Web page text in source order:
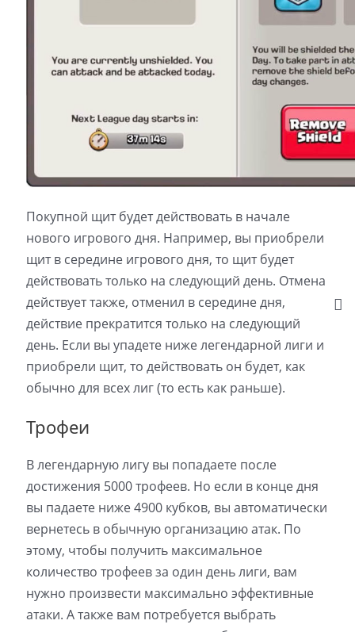
Покупной щит будет действовать в начале
нового игрового дня. Например, вы приобрели
щит в середине игрового дня, то щит будет
действовать только на следующий день. Отмена
действует также, отменил в середине дня,
действие прекратится только на следующий
день. Если вы упадете ниже легендарной лиги и
приобрели щит, то действовать он будет, как
обычно для всех лиг (то есть как раньше).
Трофеи
В легендарную лигу вы попадаете после
достижения 5000 трофеев. Но если в конце дня
вы падаете ниже 4900 кубков, вы автоматически
вернетесь в обычную организацию атак. По
этому, чтобы получить максимальное
количество трофеев за один день лиги, вам
нужно произвести максимально эффективные
атаки. А также вам потребуется выбрать